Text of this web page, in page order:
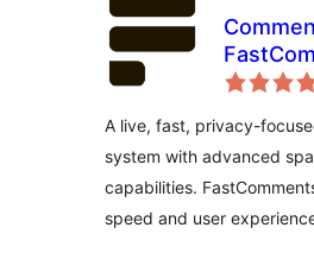
Live,
A live, fast, privacy-
system with advanced
capabilities.
speed and user